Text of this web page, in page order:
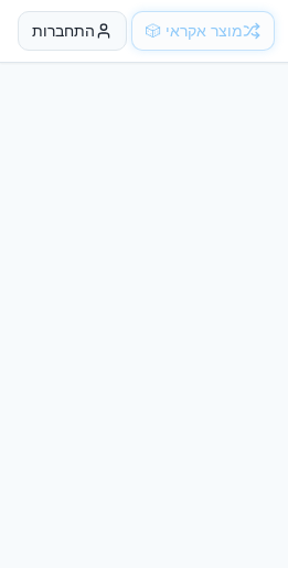
מוצר אקראי 🎲 התחברות